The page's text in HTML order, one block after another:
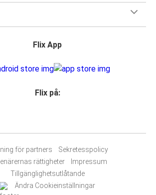
Flix App
Flix på:
för partners
Sekretesspolicy
rättigheter
Impressum
Tillgänglighetsutlåtande
Ändra Cookieinställningar